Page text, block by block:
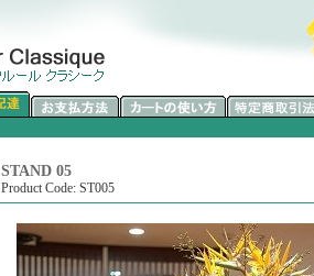
STAND 05
Product Code: ST005